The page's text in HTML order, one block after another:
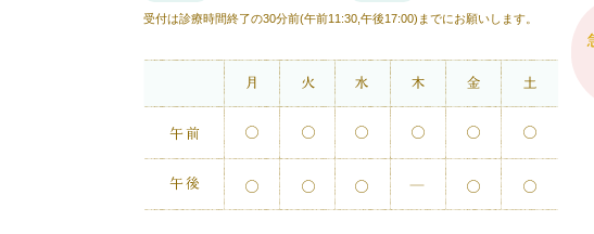
受付は診療時間終了の30分前(午前11:30,午後17:00)までにお願いします。